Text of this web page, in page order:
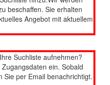
beschaffen. Sie erhalten
Angebot mit aktuellem
Suchliste aufnehmen?
ein. Sobald
Sie per Email benachrichtigt.